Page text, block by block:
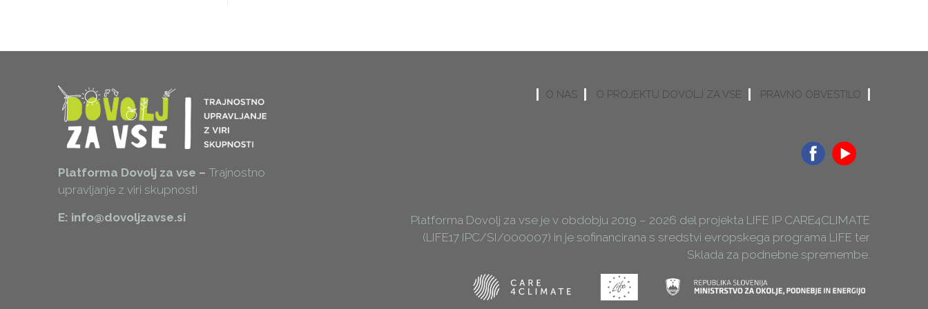
Platforma Dovolj za vse – Trajnostno
upravljanje z viri skupnosti
E: info@dovoljzavse.si
O NAS O PROJEKTU DOVOLJ ZA VSE PRAVNO OBVESTILO
Platforma Dovolj za vse je v obdobju 2019 – 2026 del projekta LIFE IP CARE4CLIMATE
(LIFE17 IPC/SI/000007) in je sofinancirana s sredstvi evropskega programa LIFE ter
Sklada za podnebne spremembe.